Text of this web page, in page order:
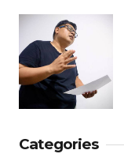
Categories